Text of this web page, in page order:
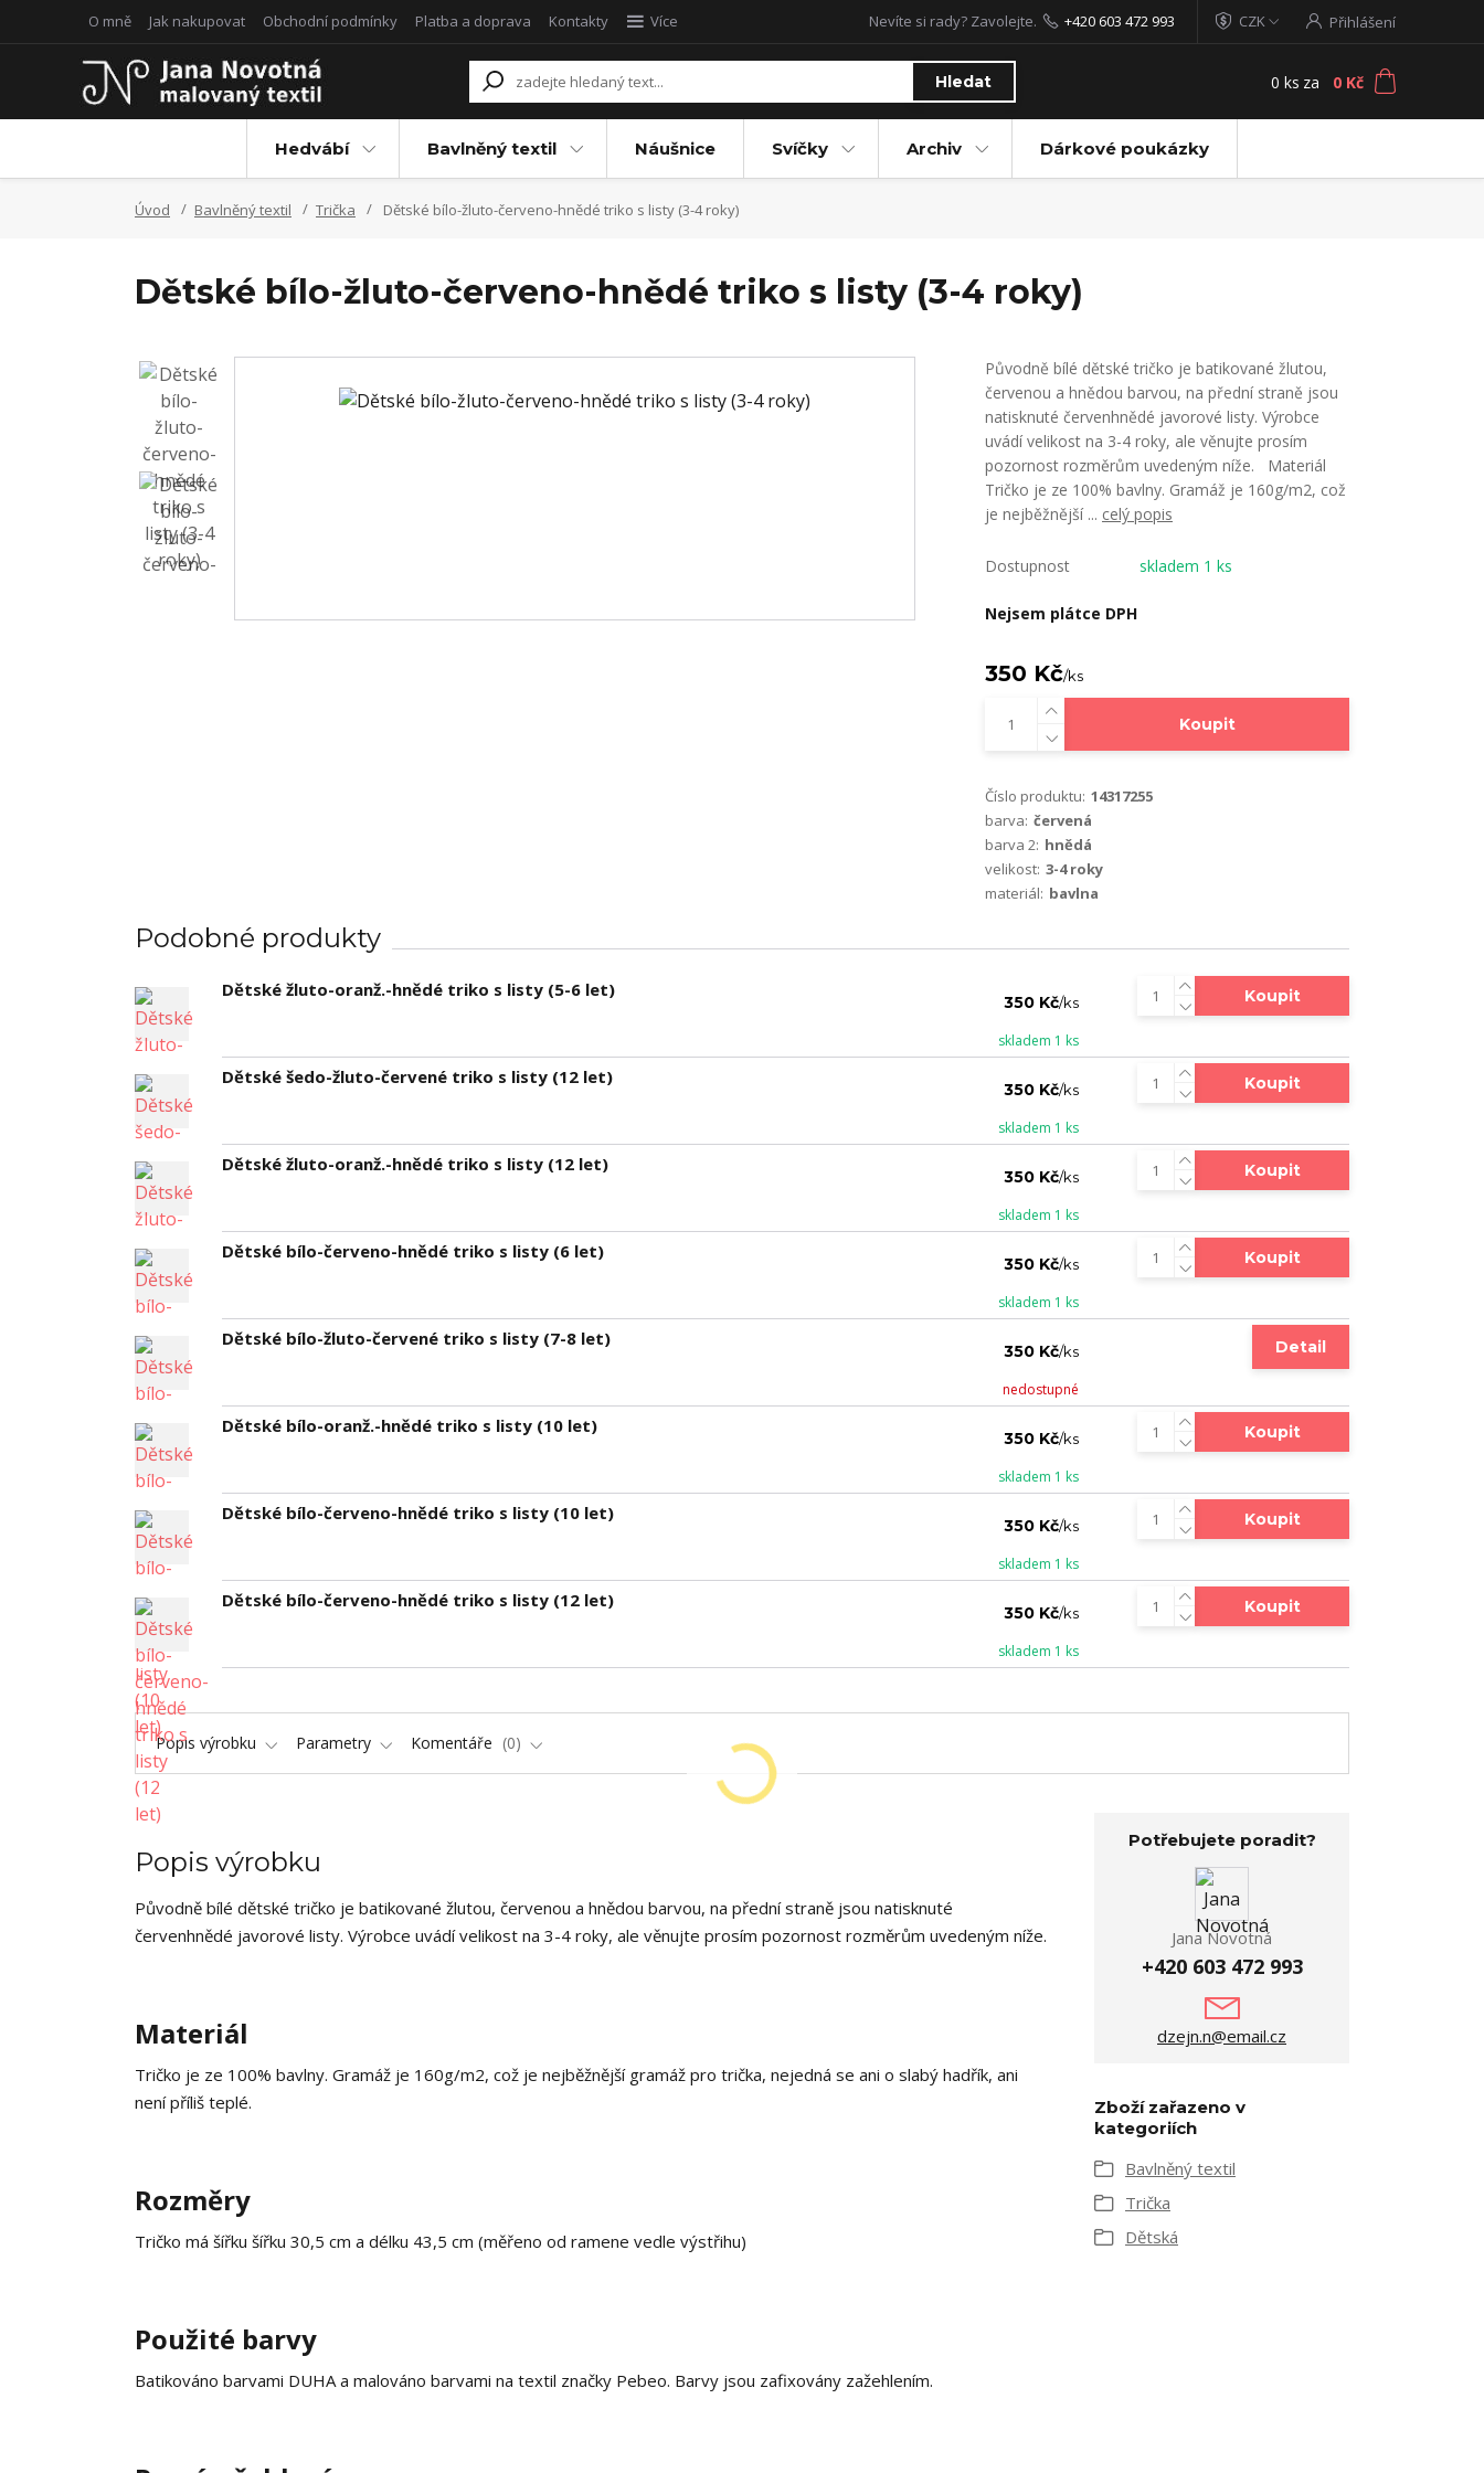
O mně Jak nakupovat Obchodní podmínky Platba a doprava Kontakty Více CZK Přihlášení
Hledat
Nevíte si rady? Zavolejte. +420 603 472 993
0 ks za 0 Kč
Hedvábí Bavlněný textil Náušnice Svíčky Archiv Dárkové poukázky
Úvod Bavlněný textil Trička Dětské bílo-žluto-červeno-hnědé triko s listy (3-4 roky)
Dětské bílo-žluto-červeno-hnědé triko s listy (3-4 roky)
Původně bílé dětské tričko je batikované žlutou,
červenou a hnědou barvou, na přední straně jsou
natisknuté červenhnědé javorové listy. Výrobce
uvádí velikost na 3-4 roky, ale věnujte prosím
pozornost rozměrům uvedeným níže. Materiál
Tričko je ze 100% bavlny. Gramáž je 160g/m2, což
je nejběžnější ... celý popis
Dostupnost skladem 1 ks
Nejsem plátce DPH
350 Kč/ks
Koupit
Číslo produktu: 14317255
barva: červená
barva 2: hnědá
velikost: 3-4 roky
materiál: bavlna
Podobné produkty
Dětské žluto-oranž.-hnědé triko s listy (5-6 let)
350 Kč/ks
skladem 1 ks
Koupit
Dětské šedo-žluto-červené triko s listy (12 let)
350 Kč/ks
skladem 1 ks
Koupit
Dětské žluto-oranž.-hnědé triko s listy (12 let)
350 Kč/ks
skladem 1 ks
Koupit
Dětské bílo-červeno-hnědé triko s listy (6 let)
350 Kč/ks
skladem 1 ks
Koupit
Dětské bílo-žluto-červené triko s listy (7-8 let)
350 Kč/ks
nedostupné
Detail
Dětské bílo-oranž.-hnědé triko s listy (10 let)
350 Kč/ks
skladem 1 ks
Koupit
Dětské bílo-červeno-hnědé triko s listy (10 let)
350 Kč/ks
skladem 1 ks
Koupit
Dětské bílo-červeno-hnědé triko s listy (12 let)
350 Kč/ks
skladem 1 ks
Koupit
Popis výrobku Parametry Komentáře 0
Popis výrobku
Původně bílé dětské tričko je batikované žlutou, červenou a hnědou barvou, na přední straně jsou natisknuté
červenhnědé javorové listy. Výrobce uvádí velikost na 3-4 roky, ale věnujte prosím pozornost rozměrům uvedeným níže.
Materiál
Tričko je ze 100% bavlny. Gramáž je 160g/m2, což je nejběžnější gramáž pro trička, nejedná se ani o slabý hadřík, ani
není příliš teplé.
Rozměry
Tričko má šířku šířku 30,5 cm a délku 43,5 cm (měřeno od ramene vedle výstřihu)
Použité barvy
Batikováno barvami DUHA a malováno barvami na textil značky Pebeo. Barvy jsou zafixovány zažehlením.
Potřebujete poradit?
Jana Novotná
+420 603 472 993
dzejn.n@email.cz
Zboží zařazeno v
kategoriích
Bavlněný textil
Trička
Dětská